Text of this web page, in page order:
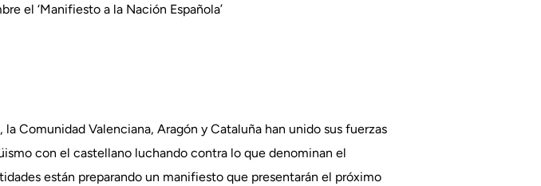
el ‘Manifiesto a la Nación Española’
Comunidad Valenciana, Aragón y Cataluña han unido sus fuerzas
con el castellano luchando contra lo que denominan el
están preparando un manifiesto que presentarán el próximo